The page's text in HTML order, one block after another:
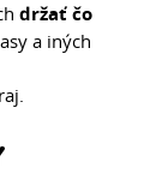
držať čo
a iných